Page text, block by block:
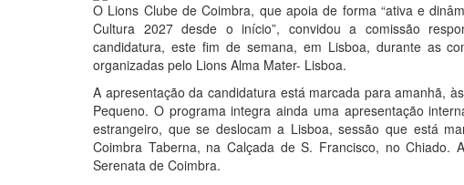
O Lions Clube de Coimbra, que apoia de forma “ativa e
Cultura 2027 desde o início”, convidou a comissão
candidatura, este fim de semana, em Lisboa, durante as
organizadas pelo Lions Alma Mater- Lisboa.
A apresentação da candidatura está marcada para amanhã,
Pequeno. O programa integra ainda uma apresentação
estrangeiro, que se deslocam a Lisboa, sessão que está
Coimbra Taberna, na Calçada de S. Francisco, no Chiado.
Serenata de Coimbra.